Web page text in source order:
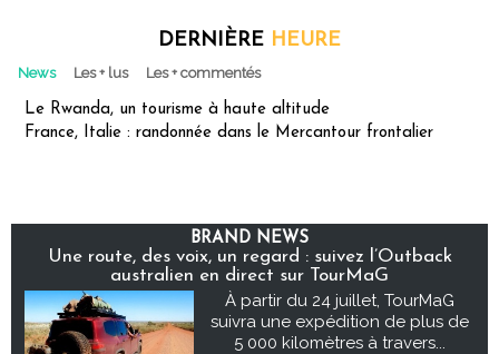
DERNIÈRE HEURE
News Les + lus Les + commentés
Le Rwanda, un tourisme à haute altitude
France, Italie : randonnée dans le Mercantour frontalier
BRAND NEWS
Une route, des voix, un regard : suivez l’Outback
australien en direct sur TourMaG
À partir du 24 juillet, TourMaG
suivra une expédition de plus de
5 000 kilomètres à travers...